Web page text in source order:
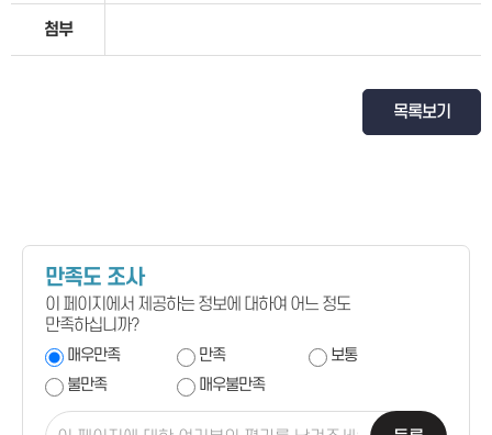
첨부
목록보기
만족도 조사
이 페이지에서 제공하는 정보에 대하여 어느 정도
만족하십니까?
매우만족 만족
보통
불만족
매우불만족